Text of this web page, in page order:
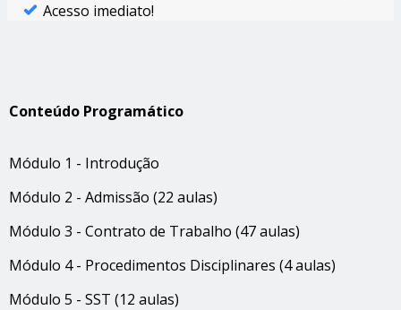
Acesso imediato!
Conteúdo Programático
Módulo 1 - Introdução
Módulo 2 - Admissão (22 aulas)
Módulo 3 - Contrato de Trabalho (47 aulas)
Módulo 4 - Procedimentos Disciplinares (4 aulas)
Módulo 5 - SST (12 aulas)